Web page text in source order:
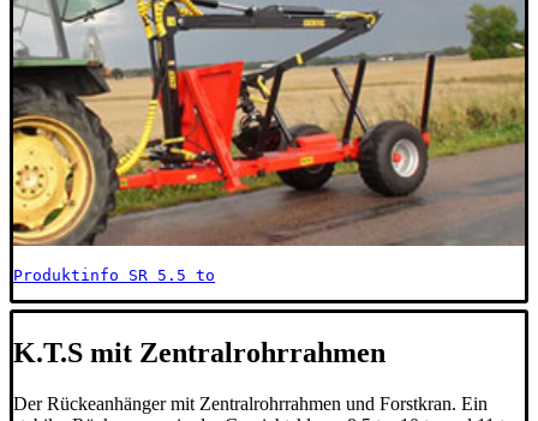
Produktinfo SR 5.5 to
K.T.S mit Zentralrohrrahmen
Der Rückeanhänger mit Zentralrohrrahmen und Forstkran. Ein